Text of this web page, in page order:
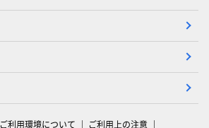
ご利用環境について ご利用上の注意